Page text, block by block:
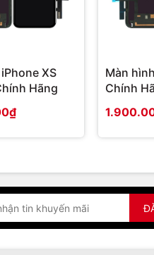
XS
Hãng
Màn
Chính